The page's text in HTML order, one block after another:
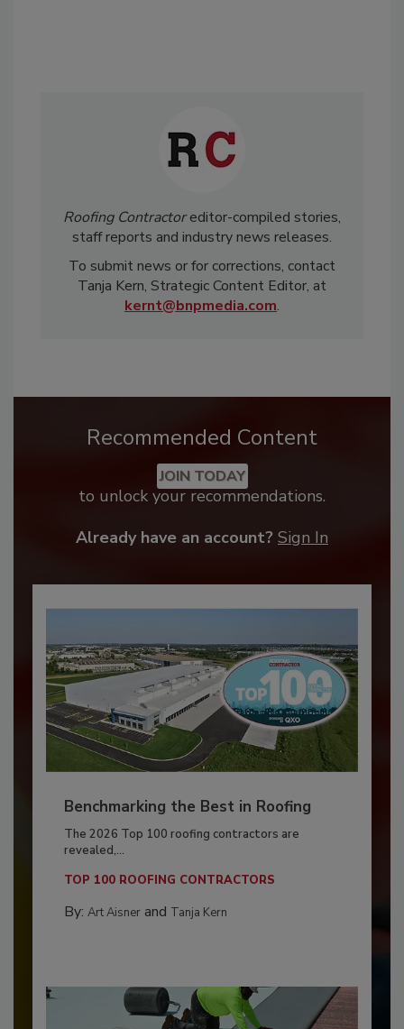
Roofing Contractoreditor-compiled stories,
staff reports and industry news releases.
To submit news or for corrections, contact
Tanja Kern, Strategic Content Editor, at
kernt@bnpmedia.com.
Recommended Content
JOIN TODAY
to unlock your recommendations.
Already have an account? Sign In
Benchmarking the Best in Roofing
The 2026 Top 100 roofing contractors are
revealed,...
TOP 100 ROOFING CONTRACTORS
By: Art Aisnerand Tanja Kern